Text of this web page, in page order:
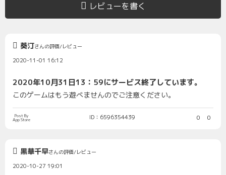
レビューを書く
葵汀さんの評価/レビュー
2020-11-01 16:12
2020年10月31日13：59にサービス終了しています。
このゲームはもう遊べませんのでご注意ください。
Post By
App Store ID：6596354439 0 0
黒華千早さんの評価/レビュー
2020-10-27 19:01